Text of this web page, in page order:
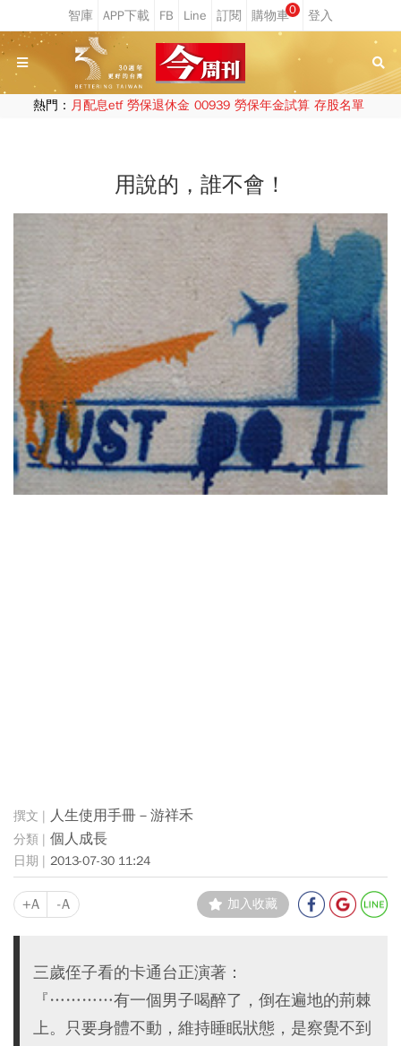
0
熱門： 月配息etf 勞保退休金 00939 勞保年金試算 存股名單
用說的，誰不會！
人生使用手冊－游祥禾
個人成長
2013-07-30 11:24
+A -A 加入收藏
三歲侄子看的卡通台正演著：
『…………有一個男子喝醉了，倒在遍地的荊棘
上。只要身體不動，維持睡眠狀態，是察覺不到